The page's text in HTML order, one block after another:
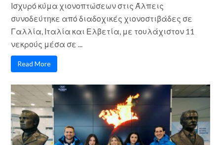
Ισχυρό κύμα χιονοπτώσεων στις Άλπεις
συνοδεύτηκε από διαδοχικές χιονοστιβάδες σε
Γαλλία, Ιταλία και Ελβετία, με τουλάχιστον 11
νεκρούς μέσα σε ...
Read More